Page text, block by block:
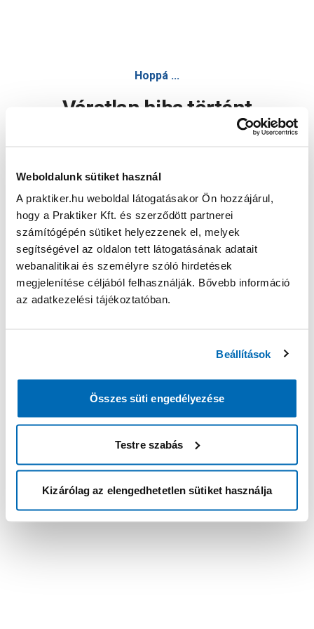
Weboldalunk sütiket használ
A praktiker.hu weboldal látogatásakor Ön hozzájárul,
hogy a Praktiker Kft. és szerződött partnerei
számítógépén sütiket helyezzenek el, melyek
segítségével az oldalon tett látogatásának adatait
webanalitikai és személyre szóló hirdetések
megjelenítése céljából felhasználják. Bővebb információ
az adatkezelési tájékoztatóban.
Beállítások
Összes süti engedélyezése
Testre szabás
Kizárólag az elengedhetetlen sütiket használja
Hoppá ...
Váratlan hiba történt
Oldal újratöltése